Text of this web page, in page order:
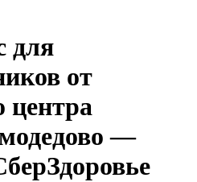
для
от
центра
—